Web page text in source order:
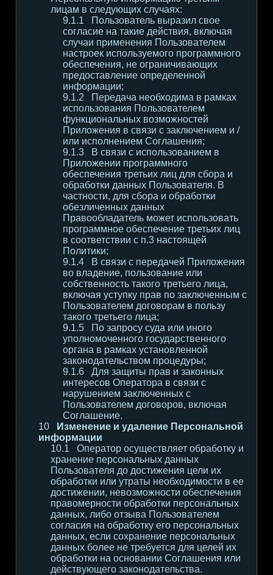
лицам в следующих случаях:
Пользователь выразил свое
согласие на такие действия, включая
случаи применения Пользователем
настроек используемого программного
обеспечения, не ограничивающих
предоставление определенной
информации;
Передача необходима в рамках
использования Пользователем
функциональных возможностей
Приложения в связи с заключением и /
или исполнением Соглашения;
В связи с использованием в
Приложении программного
обеспечения третьих лиц для сбора и
обработки данных Пользователя. В
частности, для сбора и обработки
обезличенных данных
Правообладатель может использовать
программное обеспечение третьих лиц
в соответствии с п.3 настоящей
Политики;
В связи с передачей Приложения
во владение, пользование или
собственность такого третьего лица,
включая уступку прав по заключенным с
Пользователем договорам в пользу
такого третьего лица;
По запросу суда или иного
уполномоченного государственного
органа в рамках установленной
законодательством процедуры;
Для защиты прав и законных
интересов Оператора в связи с
нарушением заключенных с
Пользователем договоров, включая
Соглашение.
Изменение и удаление Персональной
информации
Оператор осуществляет обработку и
хранение персональных данных
Пользователя до достижения цели их
обработки или утраты необходимости в ее
достижении, невозможности обеспечения
правомерности обработки персональных
данных, либо отзыва Пользователем
согласия на обработку его персональных
данных, если сохранение персональных
данных более не требуется для целей их
обработки на основании Соглашения или
действующего законодательства.